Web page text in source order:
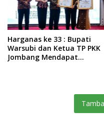
Harganas ke 33 : Bupati
Warsubi dan Ketua TP PKK
Jombang Mendapat